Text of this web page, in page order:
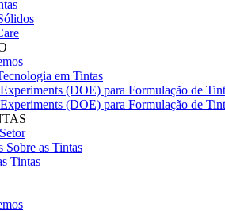
em Tintas
(DOE) para Formulação de
(DOE) para Formulação de
Sobre as Tintas
Tintas